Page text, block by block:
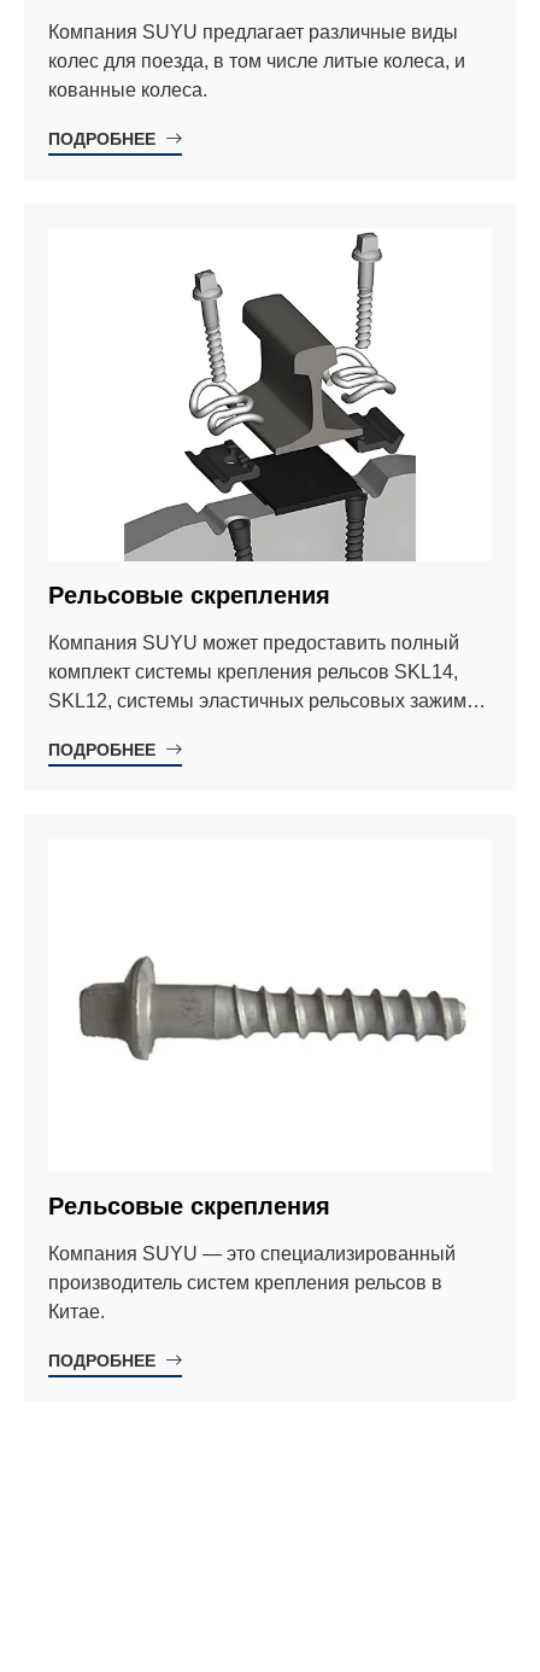
Компания SUYU предлагает различные виды
колес для поезда, в том числе литые колеса, и
кованные колеса.
ПОДРОБНЕЕ
Рельсовые скрепления
Компания SUYU может предоставить полный
комплект системы крепления рельсов SKL14,
SKL12, системы эластичных рельсовых зажимов
ПОДРОБНЕЕ
Рельсовые скрепления
Компания SUYU — это специализированный
производитель систем крепления рельсов в
Китае.
ПОДРОБНЕЕ